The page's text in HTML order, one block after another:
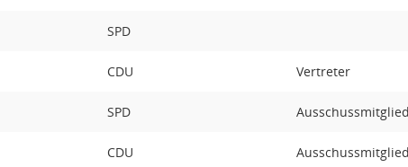
SPD
CDU Vertreter
SPD Ausschussmitglied
CDU Ausschussmitglied